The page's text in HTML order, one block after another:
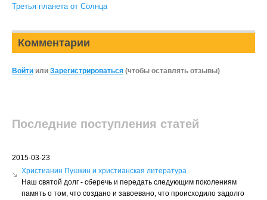
Третья планета от Солнца
Комментарии
Войти или Зарегистрироваться (чтобы оставлять отзывы)
Последние поступления статей
2015-03-23
Христианин Пушкин и христианская литература
Наш святой долг - сберечь и передать следующим поколениям
память о том, что создано и завоевано, что происходило задолго